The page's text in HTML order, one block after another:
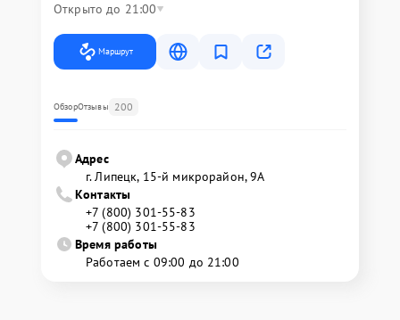
Открыто до 21:00
Маршрут
ОбзорОтзывы 200
Адрес
г. Липецк, 15-й микрорайон, 9А
Контакты
+7 (800) 301-55-83
+7 (800) 301-55-83
Время работы
Работаем с 09:00 до 21:00